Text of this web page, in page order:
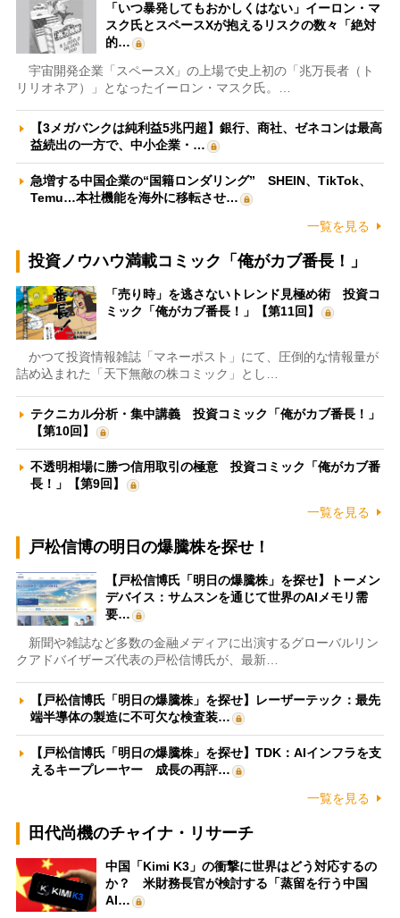
「いつ暴発してもおかしくはない」イーロン・マ
スク氏とスペースXが抱えるリスクの数々「絶対
的…
宇宙開発企業「スペースX」の上場で史上初の「兆万長者（ト
リリオネア）」となったイーロン・マスク氏。…
【3メガバンクは純利益5兆円超】銀行、商社、ゼネコンは最高
益続出の一方で、中小企業・…
急増する中国企業の“国籍ロンダリング” SHEIN、TikTok、
Temu…本社機能を海外に移転させ…
一覧を見る
投資ノウハウ満載コミック「俺がカブ番長！」
「売り時」を逃さないトレンド見極め術 投資コ
ミック「俺がカブ番長！」【第11回】
かつて投資情報雑誌「マネーポスト」にて、圧倒的な情報量が
詰め込まれた「天下無敵の株コミック」とし…
テクニカル分析・集中講義 投資コミック「俺がカブ番長！」
【第10回】
不透明相場に勝つ信用取引の極意 投資コミック「俺がカブ番
長！」【第9回】
一覧を見る
戸松信博の明日の爆騰株を探せ！
【戸松信博氏「明日の爆騰株」を探せ】トーメン
デバイス：サムスンを通じて世界のAIメモリ需
要…
新聞や雑誌など多数の金融メディアに出演するグローバルリン
クアドバイザーズ代表の戸松信博氏が、最新…
【戸松信博氏「明日の爆騰株」を探せ】レーザーテック：最先
端半導体の製造に不可欠な検査装…
【戸松信博氏「明日の爆騰株」を探せ】TDK：AIインフラを支
えるキープレーヤー 成長の再評…
一覧を見る
田代尚機のチャイナ・リサーチ
中国「Kimi K3」の衝撃に世界はどう対応するの
か？ 米財務長官が検討する「蒸留を行う中国
AI…